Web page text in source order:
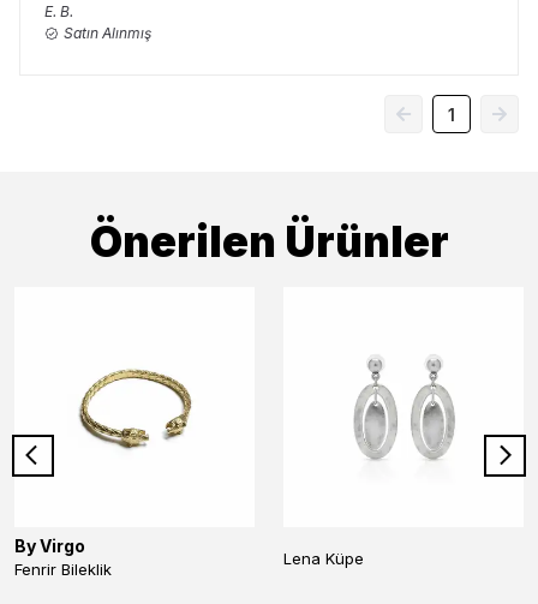
E. B.
Satın Alınmış
1
Önerilen Ürünler
By Virgo
Fenrir Bileklik
Lena Küpe